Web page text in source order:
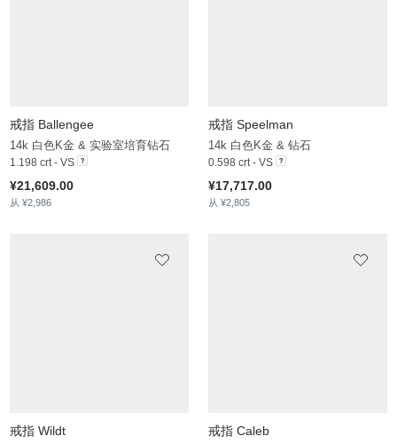
戒指 Ballengee
14k 白色K金 & 实验室培育钻石
1.198 crt - VS
¥21,609.00
从 ¥2,986
戒指 Speelman
14k 白色K金 & 钻石
0.598 crt - VS
¥17,717.00
从 ¥2,805
戒指 Wildt 戒指 Caleb